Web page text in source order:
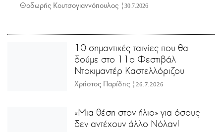
Θοδωρής Κουτσογιαννόπουλος | 30.7.2026
10 σημαντικές ταινίες που θα
δούμε στο 11ο Φεστιβάλ
Ντοκιμαντέρ Καστελλόριζου
Χρήστος Παρίδης | 26.7.2026
«Μια θέση στον ήλιο» για όσους
δεν αντέχουν άλλο Νόλαν!